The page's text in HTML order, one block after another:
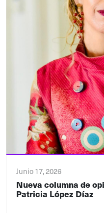
Junio 17, 2026
Nueva columna de
Patricia López Díaz